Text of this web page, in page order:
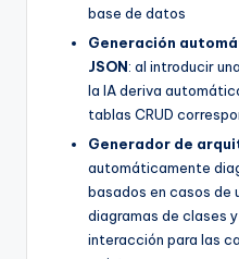
base de datos
Generación
JSON: al introducir
la IA deriva
tablas CRUD
Generador de
automáticamente
basados en casos de
diagramas de clases
interacción para las